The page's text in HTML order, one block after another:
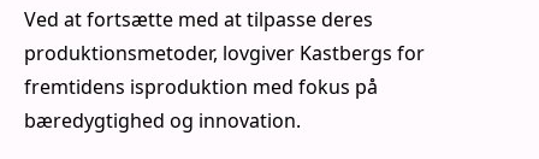
Ved at fortsætte med at tilpasse deres
produktionsmetoder, lovgiver Kastbergs for
fremtidens isproduktion med fokus på
bæredygtighed og innovation.